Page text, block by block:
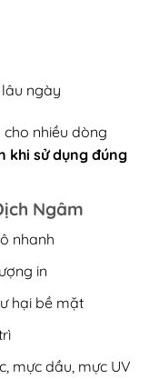
ngày
nhiều dòng
khi sử dụng đúng
Ngâm
nhanh
in
hại bề mặt
mực dầu, mực UV